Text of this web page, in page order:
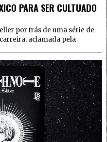
PARA SER CULTUADO
por trás de uma série de
aclamada pela